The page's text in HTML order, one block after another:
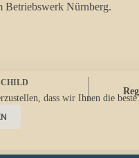
dass wir Ihnen die
Betriebswerk Nürnberg.